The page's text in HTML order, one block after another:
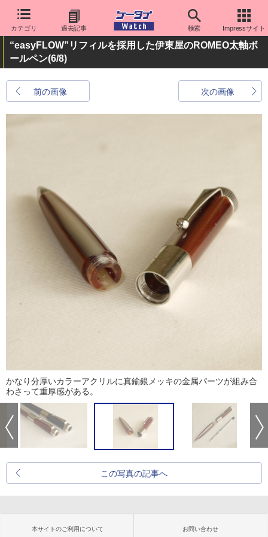
カテゴリ 過去記事 検索 Impressサイト
“easyFLOW”リフィルを採用した伊東屋のROMEO太軸ボ
ールペン(6/8)
前の画像 次の画像
かなり分厚いカラーアクリルに真鍮銀メッキの金属パーツが組み合
わさって重厚感がある。
この写真の記事へ
本サイトのご利用について お問い合わせ